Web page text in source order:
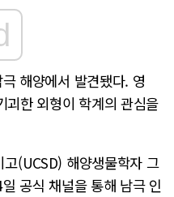
해양에서 발견됐다. 영
한 외형이 학계의 관심을
(UCSD) 해양생물학자 그
공식 채널을 통해 남극 인